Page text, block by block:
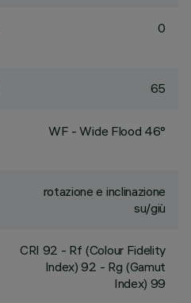
0
65
WF - Wide Flood 46°
rotazione e inclinazione
su/giù
CRI 92 - Rf (Colour Fidelity
Index) 92 - Rg (Gamut
Index) 99